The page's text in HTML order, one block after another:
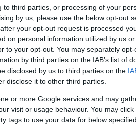
third parties, or processing of your
by us, please use the below opt-out
your opt-out request is processed
on personal information utilized by us
to your opt-out. You may separately
by third parties on the IAB’s list of
disclosed by us to third parties on the
disclose it to other third parties.
or more Google services and may
visit or usage behaviour. You may
tags to use your data for below
azóta az előadás sikere
rendelt, amelyetJean-Louis
Mozart-házban - ahol a